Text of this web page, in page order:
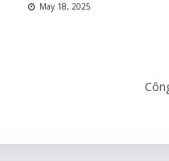
May 18, 2025